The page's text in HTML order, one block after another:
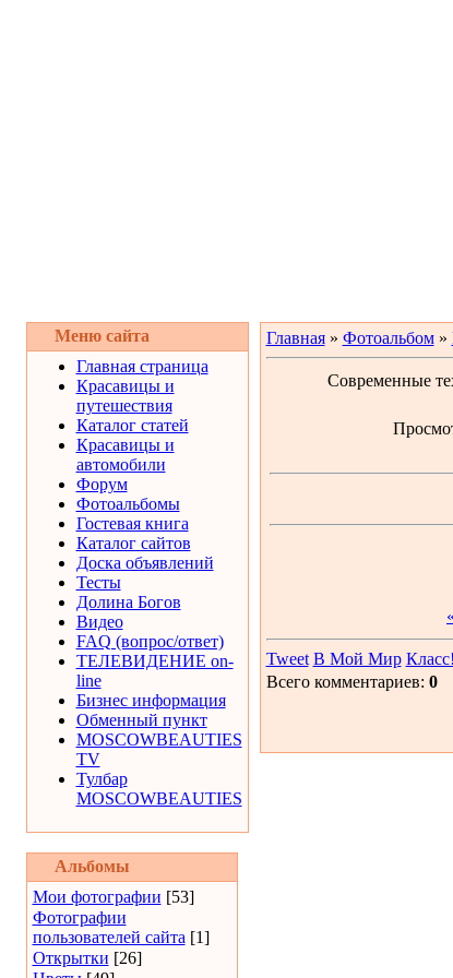
Меню сайта
Главная страница
Красавицы и
путешествия
Каталог статей
Красавицы и
автомобили
Форум
Фотоальбомы
Гостевая книга
Каталог сайтов
Доска объявлений
Тесты
Долина Богов
Видео
FAQ (вопрос/ответ)
ТЕЛЕВИДЕНИЕ on-
line
Бизнес информация
Обменный пункт
MOSCOWBEAUTIES
TV
Тулбар
MOSCOWBEAUTIES
Альбомы
Мои фотографии [53]
Фотографии
пользователей сайта [1]
Открытки [26]
Главная» Фотоальбом»
Современные
Tweet В Мой Мир Класс!
Всего комментариев: 0